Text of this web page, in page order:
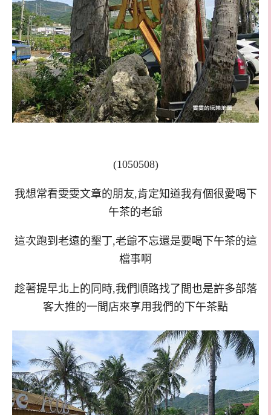
(1050508)
我想常看雯雯文章的朋友,肯定知道我有個很愛喝下
午茶的老爺
這次跑到老遠的墾丁,老爺不忘還是要喝下午茶的這
檔事啊
趁著提早北上的同時,我們順路找了間也是許多部落
客大推的一間店來享用我們的下午茶點